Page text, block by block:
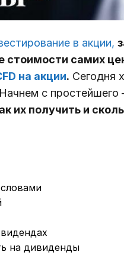
в акции,
стоимости самих
на акции. Сегодня
с
их получить и
на дивиденды